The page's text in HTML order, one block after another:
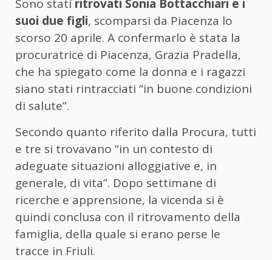
Sono stati ritrovati Sonia Bottacchiari e i
suoi due figli, scomparsi da Piacenza lo
scorso 20 aprile. A confermarlo è stata la
procuratrice di Piacenza, Grazia Pradella,
che ha spiegato come la donna e i ragazzi
siano stati rintracciati “in buone condizioni
di salute”.
Secondo quanto riferito dalla Procura, tutti
e tre si trovavano “in un contesto di
adeguate situazioni alloggiative e, in
generale, di vita”. Dopo settimane di
ricerche e apprensione, la vicenda si è
quindi conclusa con il ritrovamento della
famiglia, della quale si erano perse le
tracce in Friuli.